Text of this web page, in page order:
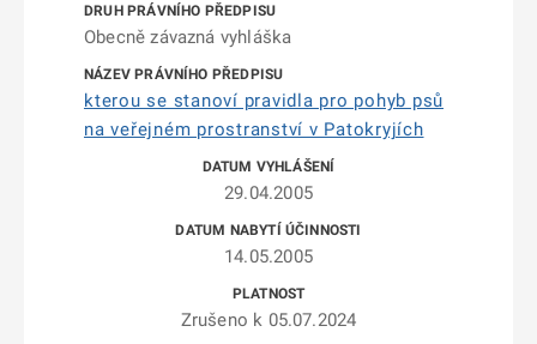
Obecně závazná vyhláška
kterou se stanoví pravidla pro pohyb psů
na veřejném prostranství v Patokryjích
29.04.2005
14.05.2005
Zrušeno k 05.07.2024